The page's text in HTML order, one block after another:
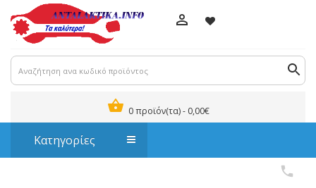
0 προϊόν(τα) - 0,00€
Κατηγορίες